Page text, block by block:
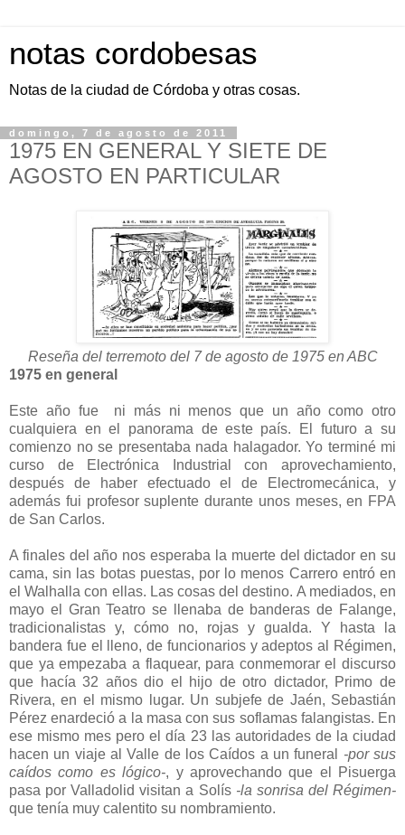
notas cordobesas
Notas de la ciudad de Córdoba y otras cosas.
domingo, 7 de agosto de 2011
1975 EN GENERAL Y SIETE DE
AGOSTO EN PARTICULAR
Reseña del terremoto del 7 de agosto de 1975 en ABC
1975 en general
Este año fue ni más ni menos que un año como otro
cualquiera en el panorama de este país. El futuro a su
comienzo no se presentaba nada halagador. Yo terminé mi
curso de Electrónica Industrial con aprovechamiento,
después de haber efectuado el de Electromecánica, y
además fui profesor suplente durante unos meses, en FPA
de San Carlos.
A finales del año nos esperaba la muerte del dictador en su
cama, sin las botas puestas, por lo menos Carrero entró en
el Walhalla con ellas. Las cosas del destino. A mediados, en
mayo el Gran Teatro se llenaba de banderas de Falange,
tradicionalistas y, cómo no, rojas y gualda. Y hasta la
bandera fue el lleno, de funcionarios y adeptos al Régimen,
que ya empezaba a flaquear, para conmemorar el discurso
que hacía 32 años dio el hijo de otro dictador, Primo de
Rivera, en el mismo lugar. Un subjefe de Jaén, Sebastián
Pérez enardeció a la masa con sus soflamas falangistas. En
ese mismo mes pero el día 23 las autoridades de la ciudad
hacen un viaje al Valle de los Caídos a un funeral -por sus
caídos como es lógico-, y aprovechando que el Pisuerga
pasa por Valladolid visitan a Solís -la sonrisa del Régimen-
que tenía muy calentito su nombramiento.